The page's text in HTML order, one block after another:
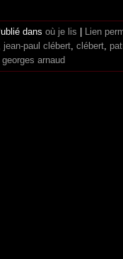
dans où je lis
Lien
jean-paul clébert, clébert,
georges arnaud